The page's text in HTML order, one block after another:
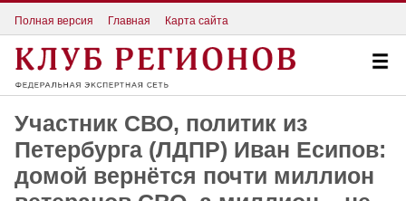
Полная версия Главная Карта сайта
Участник СВО, политик из
Петербурга (ЛДПР) Иван Есипов:
домой вернётся почти миллион